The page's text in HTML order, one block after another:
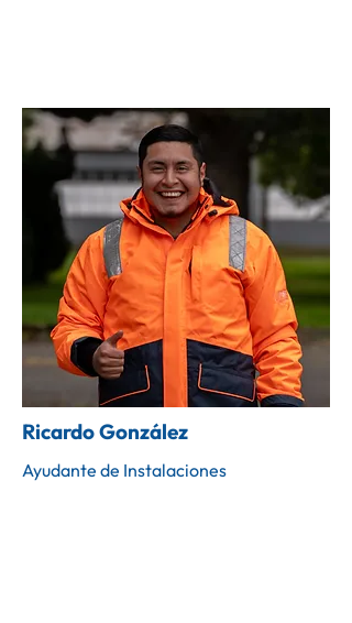
Ricardo González
Ayudante de Instalaciones